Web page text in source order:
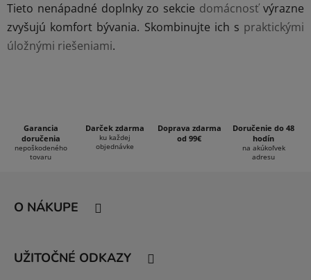
Tieto nenápadné doplnky zo sekcie domácnosťvýrazne
zvyšujú komfort bývania. Skombinujte ich s praktickými
úložnými riešeniami.
Garancia
doručenia
nepoškodeného
tovaru
Darček zdarma
ku každej
objednávke
Doprava zdarma
od 99€
Doručenie do 48
hodín
na akúkoľvek
adresu
O NÁKUPE
UŽITOČNÉ ODKAZY